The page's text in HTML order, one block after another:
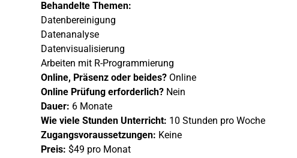
Behandelte Themen:
Datenbereinigung
Datenanalyse
Datenvisualisierung
Arbeiten mit R-Programmierung
Online, Präsenz oder beides? Online
Online Prüfung erforderlich? Nein
Dauer: 6 Monate
Wie viele Stunden Unterricht: 10 Stunden pro Woche
Zugangsvoraussetzungen: Keine
Preis: $49 pro Monat